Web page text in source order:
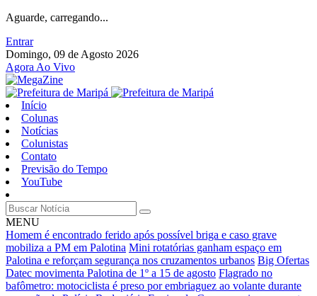
Aguarde, carregando...
Entrar
Domingo, 09 de Agosto 2026
Agora Ao Vivo
Início
Colunas
Notícias
Colunistas
Contato
Previsão do Tempo
YouTube
MENU
Homem é encontrado ferido após possível briga e caso grave
mobiliza a PM em Palotina Mini rotatórias ganham espaço em
Palotina e reforçam segurança nos cruzamentos urbanos Big Ofertas
Datec movimenta Palotina de 1º a 15 de agosto Flagrado no
bafômetro: motociclista é preso por embriaguez ao volante durante